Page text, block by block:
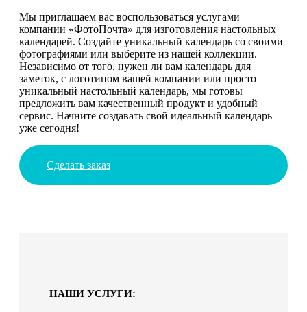
Мы приглашаем вас воспользоваться услугами
компании «ФотоПочта» для изготовления настольных
календарей. Создайте уникальный календарь со своими
фотографиями или выберите из нашей коллекции.
Независимо от того, нужен ли вам календарь для
заметок, с логотипом вашей компании или просто
уникальный настольный календарь, мы готовы
предложить вам качественный продукт и удобный
сервис. Начните создавать свой идеальный календарь
уже сегодня!
Сделать заказ
НАШИ УСЛУГИ: